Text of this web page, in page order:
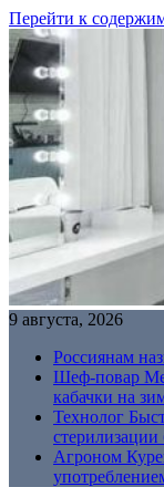
Перейти к
9 августа, 2026
Россиянам
Шеф-повар
кабачки на
Технолог
Агроном